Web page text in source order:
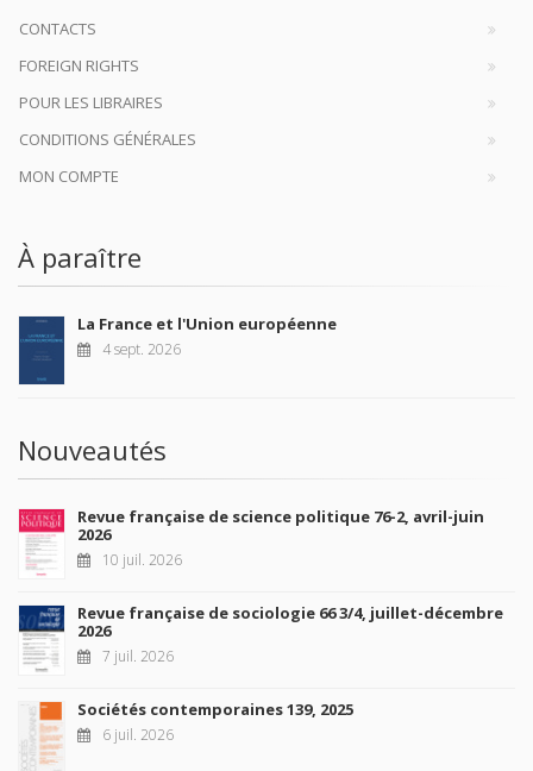
CONTACTS
FOREIGN RIGHTS
POUR LES LIBRAIRES
CONDITIONS GÉNÉRALES
MON COMPTE
À paraître
La France et l'Union européenne
4 sept. 2026
Nouveautés
Revue française de science politique 76-2, avril-juin
2026
10 juil. 2026
Revue française de sociologie 66 3/4, juillet-décembre
2026
7 juil. 2026
Sociétés contemporaines 139, 2025
6 juil. 2026